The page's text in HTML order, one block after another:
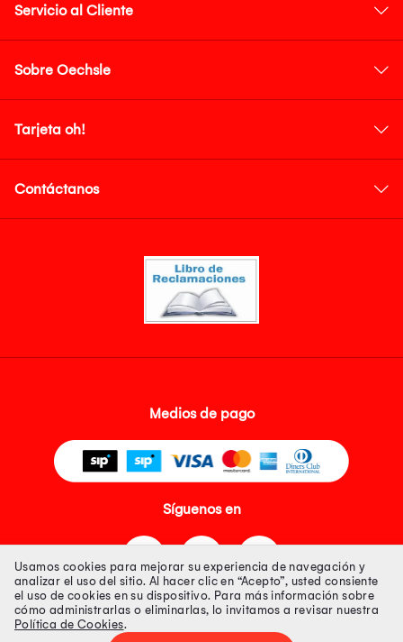
Servicio al Cliente
Sobre Oechsle
Tarjeta oh!
Contáctanos
Medios de pago
Síguenos en
Tienda 100% Segura
Usamos cookies para mejorar su experiencia de navegación y
analizar el uso del sitio. Al hacer clic en “Acepto”, usted consiente
el uso de cookies en su dispositivo. Para más información sobre
cómo administrarlas o eliminarlas, lo invitamos a revisar nuestra
Política de Cookies.